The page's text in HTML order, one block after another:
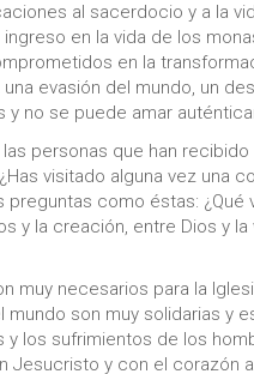
al sacerdocio y a la
en la vida de los
en la
evasión del mundo, un
no se puede amar
personas que han
visitado alguna vez una
como éstas: ¿Qué
y la creación, entre Dios y la
muy necesarios para la
son muy solidarias y
los sufrimientos de los
Jesucristo y con el corazón